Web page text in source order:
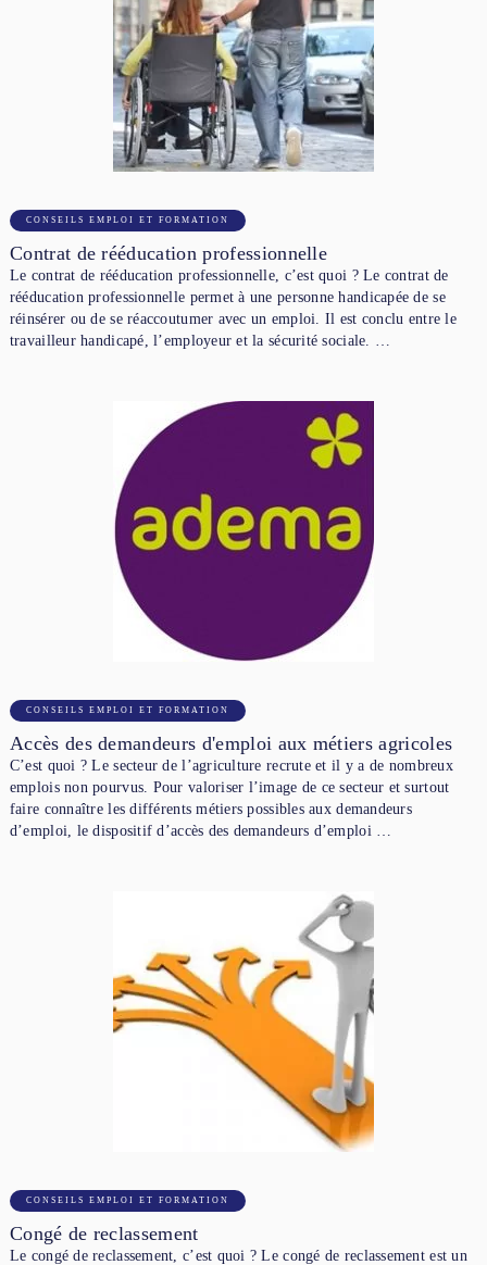
CONSEILS EMPLOI ET FORMATION
Contrat de rééducation professionnelle
Le contrat de rééducation professionnelle, c’est quoi ? Le contrat de
rééducation professionnelle permet à une personne handicapée de se
réinsérer ou de se réaccoutumer avec un emploi. Il est conclu entre le
travailleur handicapé, l’employeur et la sécurité sociale. …
CONSEILS EMPLOI ET FORMATION
Accès des demandeurs d'emploi aux métiers agricoles
C’est quoi ? Le secteur de l’agriculture recrute et il y a de nombreux
emplois non pourvus. Pour valoriser l’image de ce secteur et surtout
faire connaître les différents métiers possibles aux demandeurs
d’emploi, le dispositif d’accès des demandeurs d’emploi …
CONSEILS EMPLOI ET FORMATION
Congé de reclassement
Le congé de reclassement, c’est quoi ? Le congé de reclassement est un